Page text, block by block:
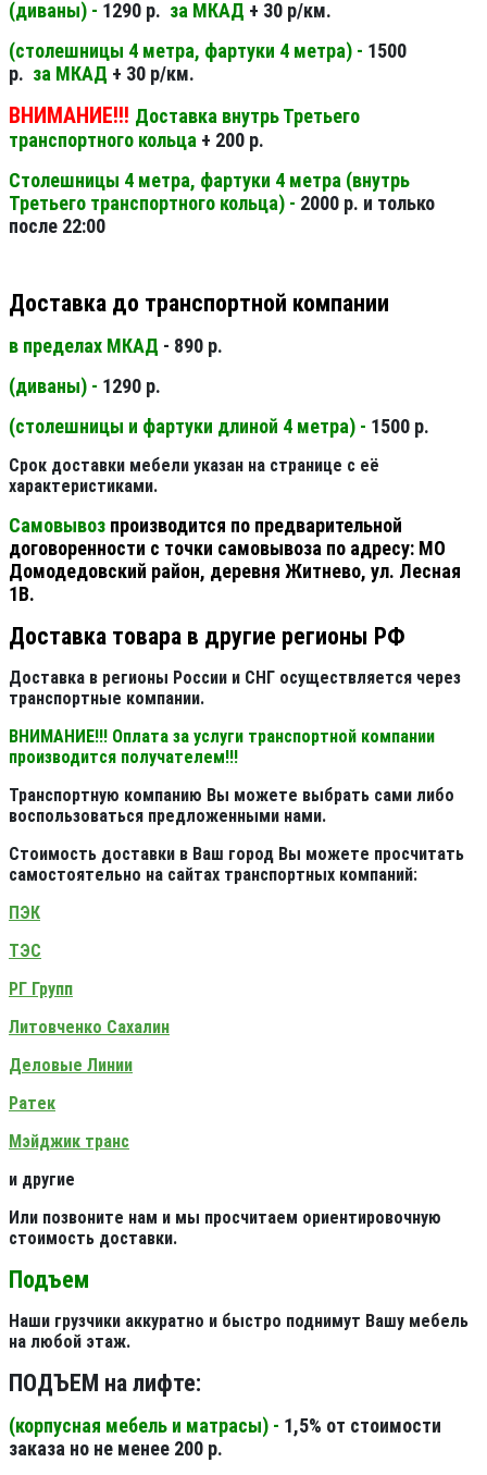
(диваны) - 1290 р. за МКАД + 30 р/км.
(столешницы 4 метра, фартуки 4 метра) - 1500
р. за МКАД + 30 р/км.
ВНИМАНИЕ!!! Доставка внутрь Третьего
транспортного кольца + 200 р.
Столешницы 4 метра, фартуки 4 метра (внутрь
Третьего транспортного кольца) - 2000 р. и только
после 22:00
Доставка до транспортной компании
в пределах МКАД - 890 р.
(диваны) - 1290 р.
(столешницы и фартуки длиной 4 метра) - 1500 р.
Срок доставки мебели указан на странице с её
характеристиками.
Самовывоз производится по предварительной
договоренности с точки самовывоза по адресу: МО
Домодедовский район, деревня Житнево, ул. Лесная
1В.
Доставка товара в другие регионы РФ
Доставка в регионы России и СНГ осуществляется через
транспортные компании.
ВНИМАНИЕ!!! Оплата за услуги транспортной компании
производится получателем!!!
Транспортную компанию Вы можете выбрать сами либо
воспользоваться предложенными нами.
Стоимость доставки в Ваш город Вы можете просчитать
самостоятельно на сайтах транспортных компаний:
ПЭК
ТЭС
РГ Групп
Литовченко Сахалин
Деловые Линии
Ратек
Мэйджик транс
и другие
Или позвоните нам и мы просчитаем ориентировочную
стоимость доставки.
Подъем
Наши грузчики аккуратно и быстро поднимут Вашу мебель
на любой этаж.
ПОДЪЕМ на лифте:
(корпусная мебель и матрасы) - 1,5% от стоимости
заказа но не менее 200 р.